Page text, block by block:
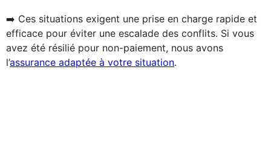
➡️ Ces situations exigent une prise en charge rapide et
efficace pour éviter une escalade des conflits. Si vous
avez été résilié pour non-paiement, nous avons
l’assurance adaptée à votre situation.